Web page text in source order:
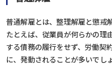
普通解雇とは、整理解雇と懲戒
たとえば、従業員が何らかの理
する債務の履行をせず、労働契
に、発動されることが多いでしょ